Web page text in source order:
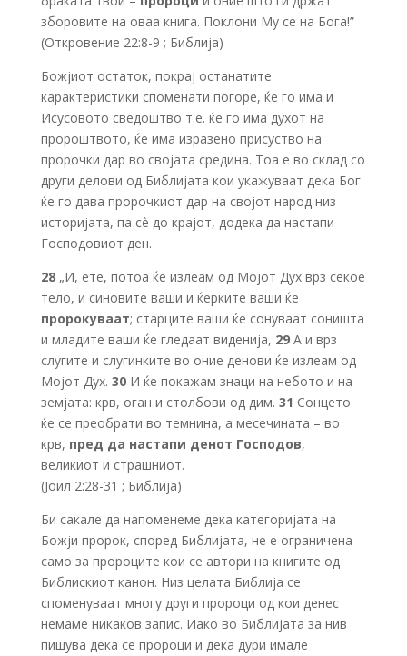
зборовите на оваа книга. Поклони Му се на Бога!”
(Откровение 22:8-9 ; Библија)
Божјиот остаток, покрај останатите
карактеристики споменати погоре, ќе го има и
Исусовото сведоштво т.е. ќе го има духот на
пророштвото, ќе има изразено присуство на
пророчки дар во својата средина. Тоа е во склад со
други делови од Библијата кои укажуваат дека Бог
ќе го дава пророчкиот дар на својот народ низ
историјата, па сè до крајот, додека да настапи
Господовиот ден.
28 „И, ете, потоа ќе излеам од Мојот Дух врз секое
тело, и синовите ваши и ќерките ваши ќе
пророкуваат; старците ваши ќе сонуваат соништа
и младите ваши ќе гледаат виденија, 29 А и врз
слугите и слугинките во оние денови ќе излеам од
Мојот Дух. 30 И ќе покажам знаци на небото и на
земјата: крв, оган и столбови од дим. 31 Сонцето
ќе се преобрати во темнина, а месечината – во
крв, пред да настапи денот Господов,
великиот и страшниот.
(Јоил 2:28-31 ; Библија)
Би сакале да напоменеме дека категоријата на
Божји пророк, според Библијата, не е ограничена
само за пророците кои се автори на книгите од
Библискиот канон. Низ целата Библија се
споменуваат многу други пророци од кои денес
немаме никаков запис. Иако во Библијата за нив
пишува дека се пророци и дека дури имале